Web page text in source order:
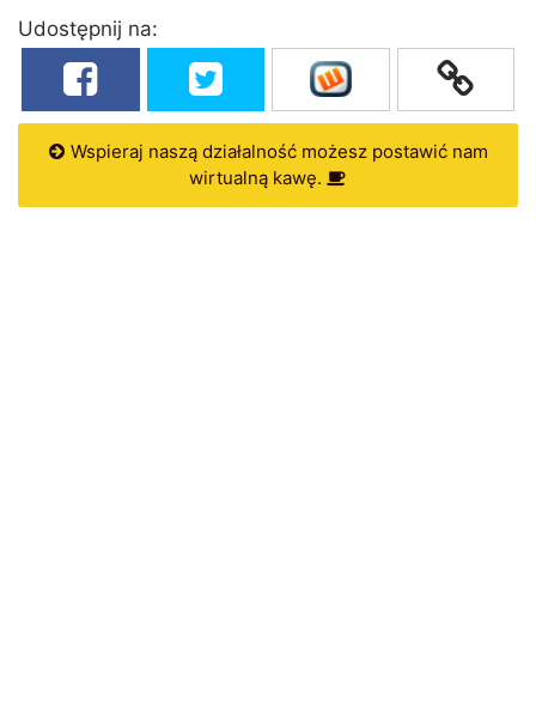
Udostępnij na:
Wspieraj naszą działalność możesz postawić nam
wirtualną kawę.